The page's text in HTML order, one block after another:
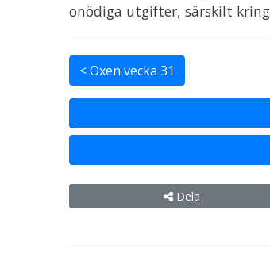
onödiga utgifter, särskilt
< Oxen vecka 31
Dela